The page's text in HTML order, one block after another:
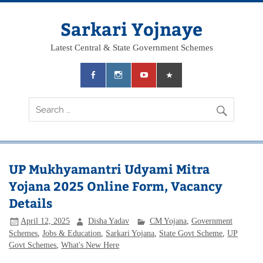
Skip
Sarkari Yojnaye
Latest Central & State Government Schemes
UP Mukhyamantri Udyami Mitra
Yojana 2025 Online Form, Vacancy
Details
April 12, 2025 Disha Yadav CM Yojana, Government
Schemes ,Jobs & Education Sarkari Yojana State Govt Scheme ,UP
Govt Schemes ,What's New Here